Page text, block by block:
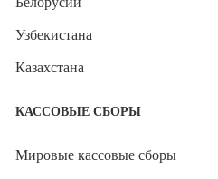
Узбекистана
Казахстана
КАССОВЫЕ СБОРЫ
Мировые кассовые сборы